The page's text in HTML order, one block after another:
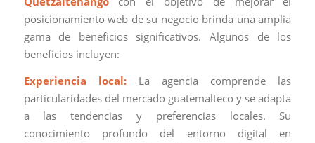
posicionamiento web de su negocio brinda una amplia
gama de beneficios significativos. Algunos de los
beneficios incluyen:
Experiencia local:La agencia comprende las
particularidades del mercado guatemalteco y se adapta
a las tendencias y preferencias locales. Su
conocimiento profundo del entorno digital en